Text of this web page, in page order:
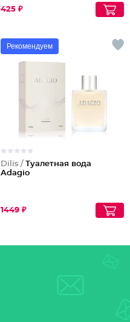
425 ₽
Рекомендуем
Dilis / Туалетная вода
Adagio
1449 ₽